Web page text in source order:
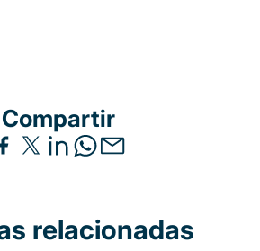
Compartir
relacionadas